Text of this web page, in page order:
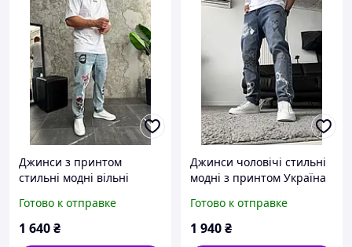
Джинси з принтом
стильні модні вільні
Shop
Готово к отправке
1 640₴
Джинси чоловічі стильні
модні з принтом Україна
Style Shop
Готово к отправке
1 940₴